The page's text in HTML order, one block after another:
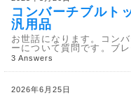
コンバーチブルト
汎用品
お世話になります。コン
ーについて質問です。ブ
3 Answers
2026年6月25日